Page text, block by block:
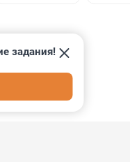
задания!